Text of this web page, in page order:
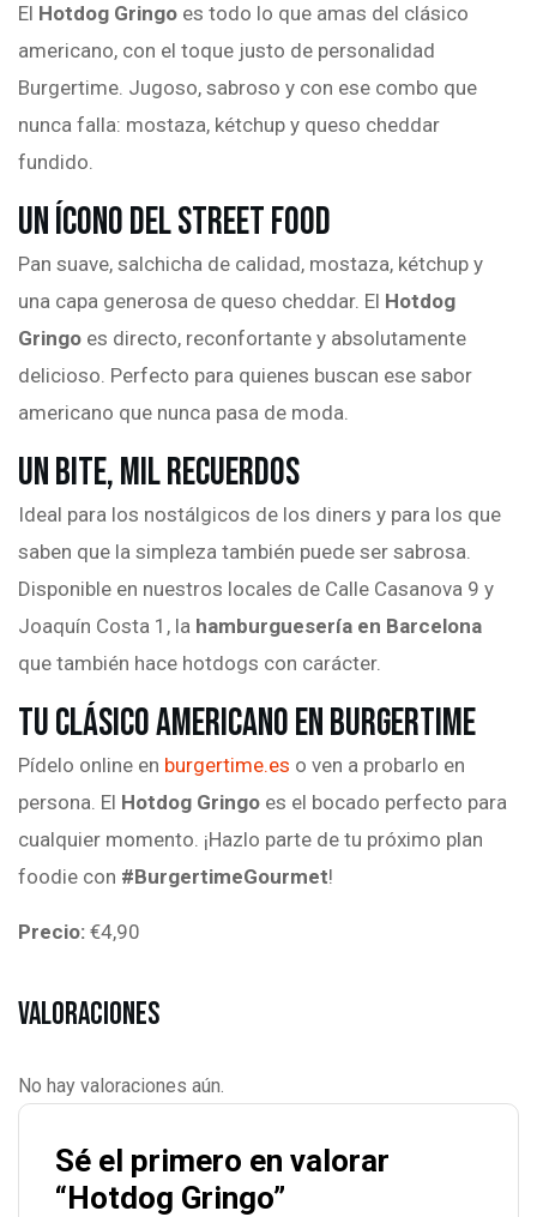
El Hotdog Gringo es todo lo que amas del clásico
americano, con el toque justo de personalidad
Burgertime. Jugoso, sabroso y con ese combo que
nunca falla: mostaza, kétchup y queso cheddar
fundido.
Un Ícono del Street Food
Pan suave, salchicha de calidad, mostaza, kétchup y
una capa generosa de queso cheddar. El Hotdog
Gringo es directo, reconfortante y absolutamente
delicioso. Perfecto para quienes buscan ese sabor
americano que nunca pasa de moda.
Un Bite, Mil Recuerdos
Ideal para los nostálgicos de los diners y para los que
saben que la simpleza también puede ser sabrosa.
Disponible en nuestros locales de Calle Casanova 9 y
Joaquín Costa 1, la hamburguesería en Barcelona
que también hace hotdogs con carácter.
Tu Clásico Americano en Burgertime
Pídelo online en burgertime.es o ven a probarlo en
persona. El Hotdog Gringo es el bocado perfecto para
cualquier momento. ¡Hazlo parte de tu próximo plan
foodie con #BurgertimeGourmet!
Precio: €4,90
Valoraciones
No hay valoraciones aún.
Sé el primero en valorar
“Hotdog Gringo”